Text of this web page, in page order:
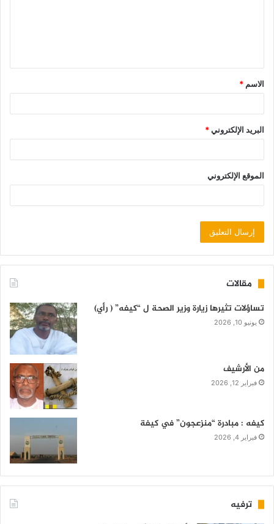
الاسم *
البريد الإلكتروني*
الموقع الإلكتروني
مقالات
تساؤلات تثيرها زيارة وزير الصحة ل “كيفه” ( رأي)
يونيو 10, 2026
من الأرشيف
فبراير 12, 2026
كيفه : مبادرة “منزعجون” في كيفة
فبراير 4, 2026
ترفيه